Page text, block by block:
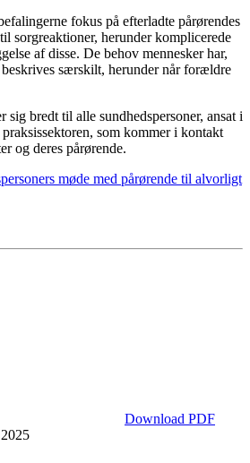
fokus på efterladte pårørendes
sorgreaktioner, herunder komplicerede
af disse. De behov mennesker har,
særskilt, herunder når forældre
sig bredt til alle sundhedspersoner, ansat i
som kommer i kontakt
og deres pårørende.
møde med pårørende til alvorligt
Download PDF